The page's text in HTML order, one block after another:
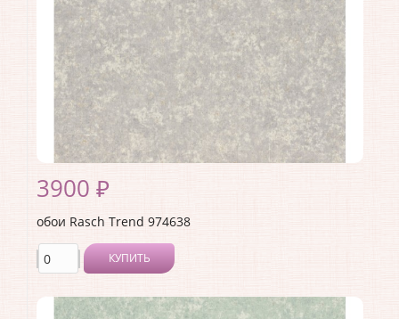
3900 ₽
обои Rasch Trend 974638
КУПИТЬ
Производитель:Rasch
Коллекция:Trend